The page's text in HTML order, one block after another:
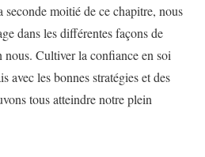
moitié de ce chapitre, nous
dans les différentes façons de
Cultiver la confiance en soi
avec les bonnes stratégies et des
tous atteindre notre plein